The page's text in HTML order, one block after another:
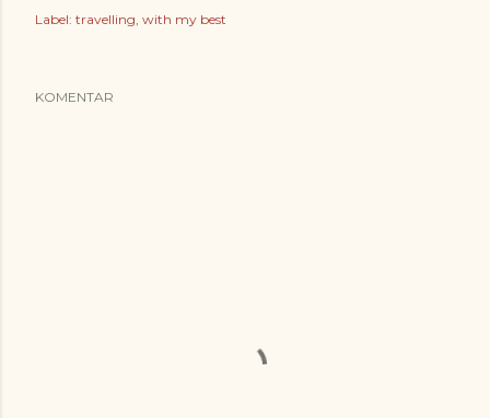
Label: travelling with my best
KOMENTAR